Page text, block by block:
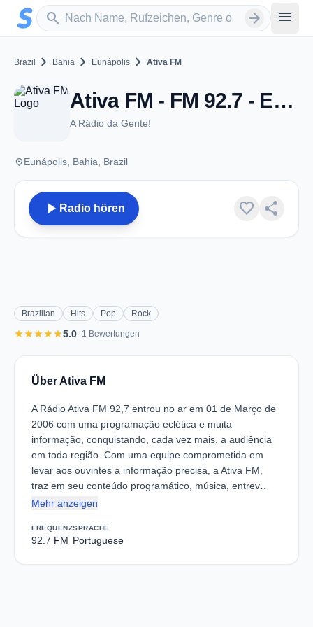
Zum Hauptinhalt springen
search
Sender suchen arrow_forward menu
Brazil chevron_right Bahia chevron_right Eunápolis chevron_right Ativa FM
Ativa FM - FM 92.7 - Eunápolis
A Rádio da Gente!
placeEunápolis, Bahia, Brazil
play_arrow Radio hören favorite share
Brazilian Hits Pop Rock
starstarstarstarstar5.0· 1 Bewertungen
Über Ativa FM
A Rádio Ativa FM 92,7 entrou no ar em 01 de Março de
2006 com uma programação eclética e muita
informação, conquistando, cada vez mais, a audiência
em toda região. Com uma equipe comprometida em
levar aos ouvintes a informação precisa, a Ativa FM,
traz em seu conteúdo programático, música, entrev…
Mehr anzeigen
FREQUENZ
92.7 FM
SPRACHE
Portuguese